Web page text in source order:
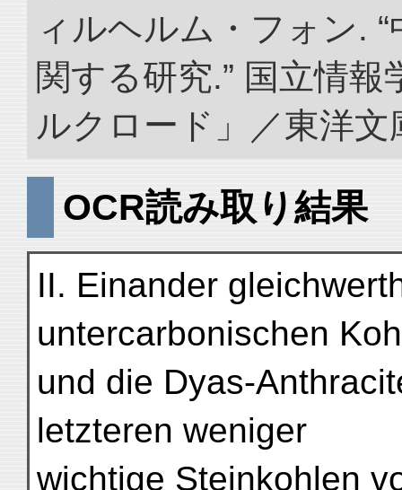
ィルヘルム・フォン.
関する研究.” 国立情
ルクロード」／東洋
OCR読み取り結果
II. Einander
untercarbonischen
und die Dyas-
letzteren weniger
wichtige Steinkohlen